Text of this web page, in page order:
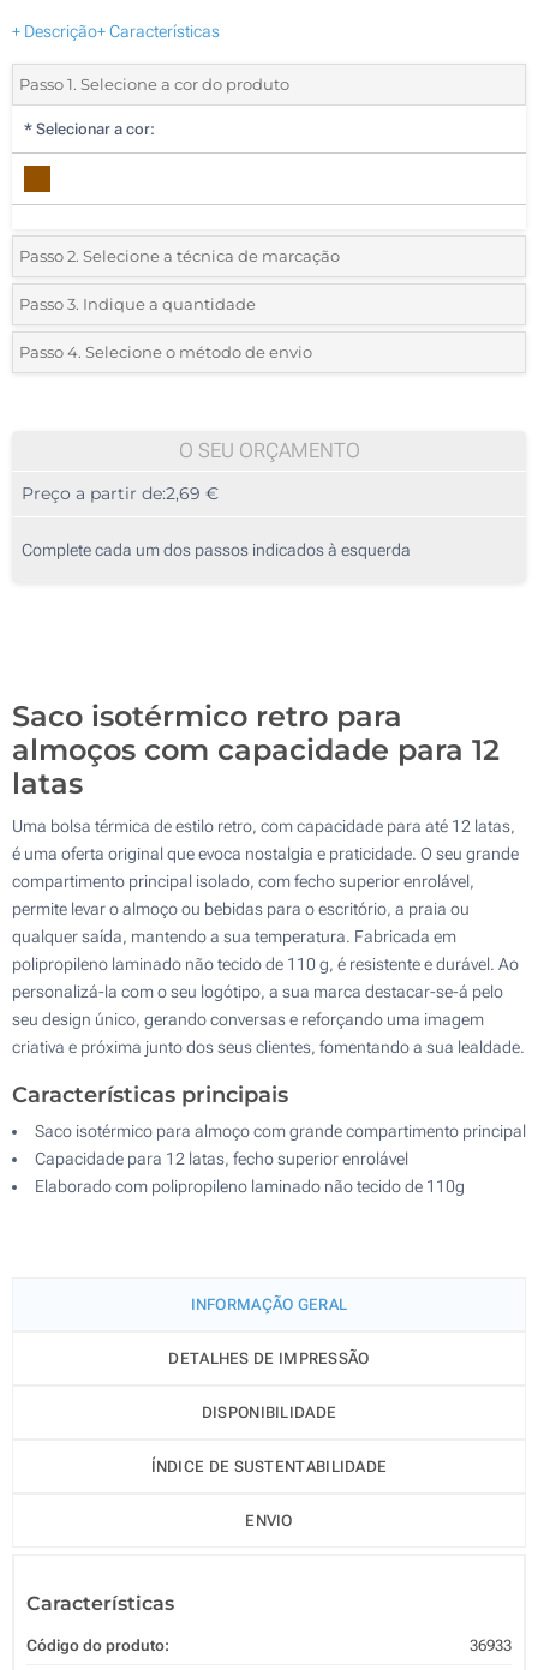
+ Descrição+ Características
Passo 1. Selecione a cor do produto
* Selecionar a cor:
Passo 2. Selecione a técnica de marcação
*Selecione o tipo de marcação e as cores do logotipo:
1 Cor (Num lado)
Passo 3. Indique a quantidade
*Quantidade mínima:25
50
125
Passo 4. Selecione o método de envio
O SEU ORÇAMENTO
Preço a partir de:2,69 €
Complete cada um dos passos indicados à esquerda
Saco isotérmico retro para
almoços com capacidade para 12
latas
Uma bolsa térmica de estilo retro, com capacidade para até 12 latas,
é uma oferta original que evoca nostalgia e praticidade. O seu grande
compartimento principal isolado, com fecho superior enrolável,
permite levar o almoço ou bebidas para o escritório, a praia ou
qualquer saída, mantendo a sua temperatura. Fabricada em
polipropileno laminado não tecido de 110 g, é resistente e durável. Ao
personalizá-la com o seu logótipo, a sua marca destacar-se-á pelo
seu design único, gerando conversas e reforçando uma imagem
criativa e próxima junto dos seus clientes, fomentando a sua lealdade.
Características principais
Saco isotérmico para almoço com grande compartimento principal
Capacidade para 12 latas, fecho superior enrolável
Elaborado com polipropileno laminado não tecido de 110g
INFORMAÇÃO GERAL
DETALHES DE IMPRESSÃO
DISPONIBILIDADE
ÍNDICE DE SUSTENTABILIDADE
ENVIO
Características
Código do produto: 36933